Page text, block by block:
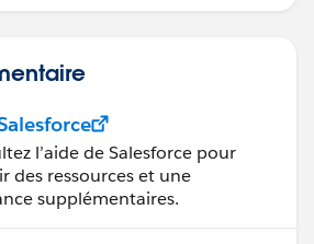
Site URL Attribute contains a
and organization id, if provided
l’aide de Salesforce pour
des ressources et une
supplémentaires.